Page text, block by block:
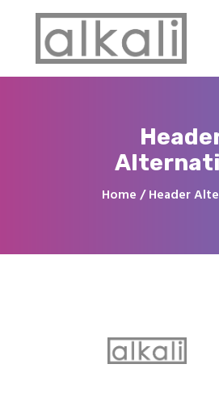
Home Header
Servicios
Conócenos
FAQ’s